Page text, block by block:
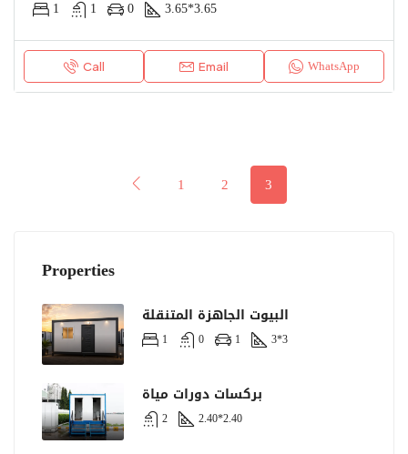
1 1 0 3.65*3.65
Call Email WhatsApp
1 2 3
Properties
البيوت الجاهزة المتنقلة
1 0 1 3*3
بركسات دورات مياة
2 2.40*2.40